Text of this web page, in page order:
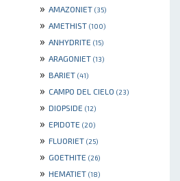
» AMAZONIET (35)
» AMETHIST (100)
» ANHYDRITE (15)
» ARAGONIET (13)
» BARIET (41)
» CAMPO DEL CIELO (23)
» DIOPSIDE (12)
» EPIDOTE (20)
» FLUORIET (25)
» GOETHITE (26)
» HEMATIET (18)